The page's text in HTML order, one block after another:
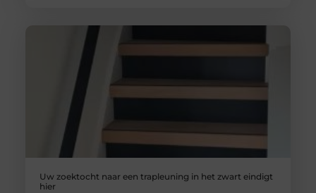
Uw zoektocht naar een trapleuning in het zwart eindigt
hier